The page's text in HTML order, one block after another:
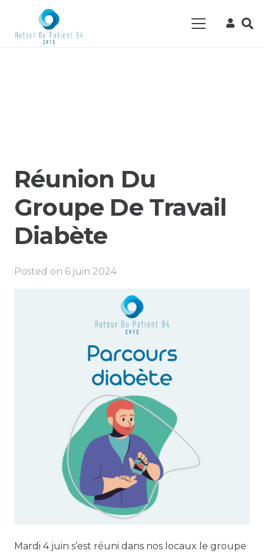
Réunion Du
Groupe De Travail
Diabète
Posted on 6 juin 2024
Mardi 4 juin s’est réuni dans nos locaux le groupe